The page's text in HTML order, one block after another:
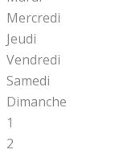
Mercredi
Jeudi
Vendredi
Samedi
Dimanche
1
2